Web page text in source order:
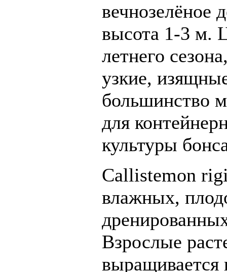
вечнозелёное
высота 1-3 м.
летнего
узкие,
большинство
для
культуры
Callistemon
влажных,
Взрослые
выращивается